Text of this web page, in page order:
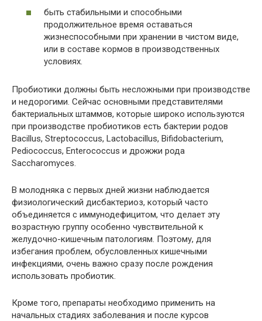
быть стабильными и способными
продолжительное время оставаться
жизнеспособными при хранении в чистом виде,
или в составе кормов в производственных
условиях.
Пробиотики должны быть несложными при производстве
и недорогими. Сейчас основными представителями
бактериальных штаммов, которые широко используются
при производстве пробиотиков есть бактерии родов
Bacillus, Streptococcus, Lactobacillus, Bifidobacterium,
Pediococcus, Enterococcus и дрожжи рода
Saccharomyces.
В молодняка с первых дней жизни наблюдается
физиологический дисбактериоз, который часто
объединяется с иммунодефицитом, что делает эту
возрастную группу особенно чувствительной к
желудочно-кишечным патологиям. Поэтому, для
избегания проблем, обусловленных кишечными
инфекциями, очень важно сразу после рождения
использовать пробиотик.
Кроме того, препараты необходимо применить на
начальных стадиях заболевания и после курсов